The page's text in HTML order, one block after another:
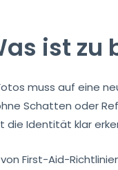
ist zu
muss auf eine
Schatten oder
die Identität klar
First-Aid-